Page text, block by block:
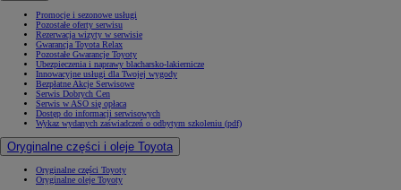
Promocje i sezonowe usługi
Pozostałe oferty serwisu
Rezerwacja wizyty w serwisie
Gwarancja Toyota Relax
Pozostałe Gwarancje Toyoty
Ubezpieczenia i naprawy blacharsko-lakiernicze
Innowacyjne usługi dla Twojej wygody
Bezpłatne Akcje Serwisowe
Serwis Dobrych Cen
Serwis w ASO się opłaca
Dostęp do informacji serwisowych
Wykaz wydanych zaświadczeń o odbytym szkoleniu (pdf)
Oryginalne części i oleje Toyota
Oryginalne części Toyoty
Oryginalne oleje Toyoty